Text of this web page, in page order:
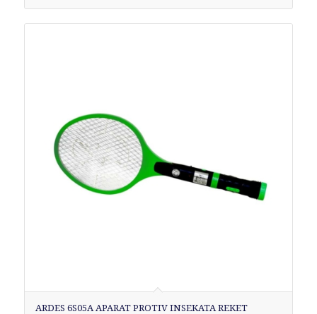
ARDES 6S05A APARAT PROTIV INSEKATA REKET